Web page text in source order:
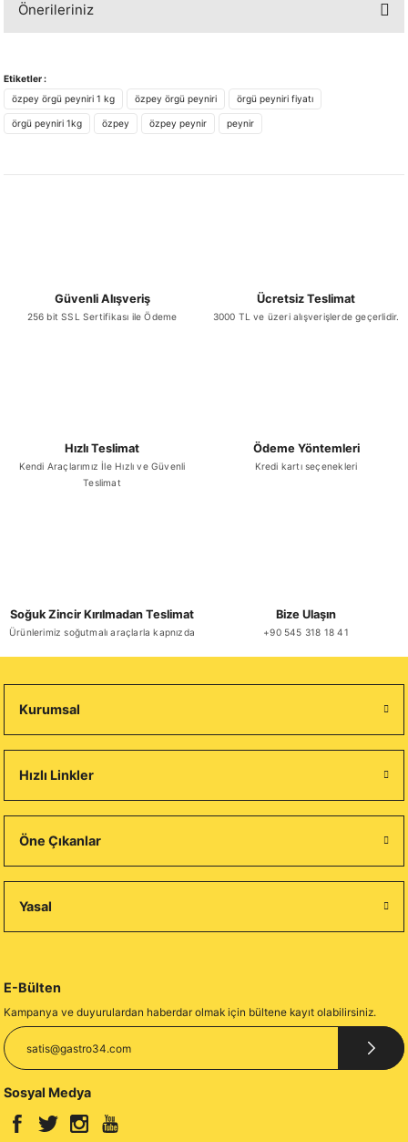
Önerileriniz
iletebilirsiniz.
Görüş ve önerileriniz için teşekkür ederiz.
Ürün açıklamasında eksik bilgiler bulunuyor.
Etiketler :
özpey örgü peyniri 1 kg
özpey örgü peyniri örgü peyniri fiyatı
örgü peyniri 1kg özpey özpey peynir peynir
Güvenli Alışveriş
256 bit SSL Sertifikası ile Ödeme
Ücretsiz Teslimat
3000 TL ve üzeri alışverişlerde geçerlidir.
Hızlı Teslimat
Kendi Araçlarımız İle Hızlı ve Güvenli
Teslimat
Ödeme Yöntemleri
Kredi kartı seçenekleri
Soğuk Zincir Kırılmadan Teslimat
Ürünlerimiz soğutmalı araçlarla kapnızda
Bize Ulaşın
+90 545 318 18 41
Kurumsal
Hızlı Linkler
Öne Çıkanlar
Yasal
E-Bülten
Kampanya ve duyurulardan haberdar olmak için bültene kayıt olabilirsiniz.
Sosyal Medya